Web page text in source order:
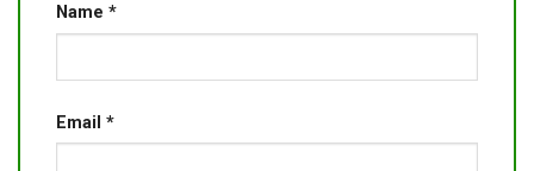
Name *
Email *